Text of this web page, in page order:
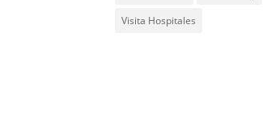
Visita Hospitales